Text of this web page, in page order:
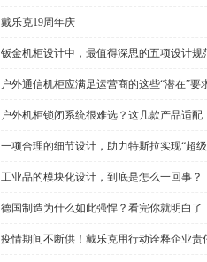
戴乐克19周年庆
钣金机柜设计中，最值得深思的五项设计规
户外通信机柜应满足运营商的这些“潜在”要
户外机柜锁闭系统很难选？这几款产品适配
一项合理的细节设计，助力特斯拉实现“超
工业品的模块化设计，到底是怎么一回事？
德国制造为什么如此强悍？看完你就明白了
疫情期间不断供！戴乐克用行动诠释企业责